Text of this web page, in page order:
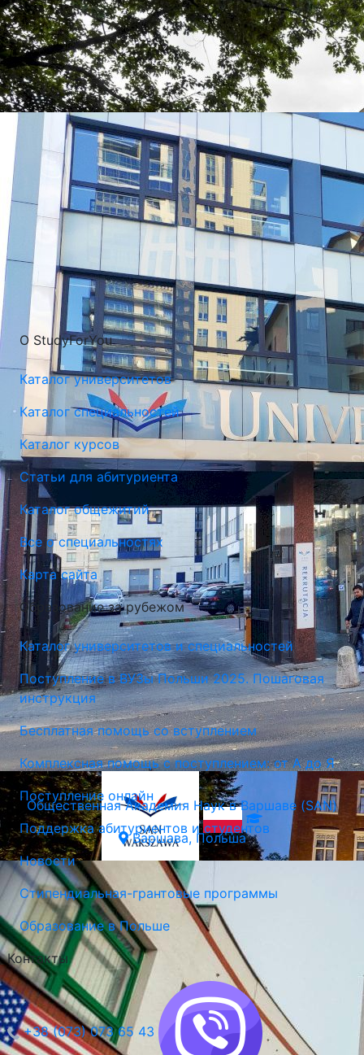
Краковский Экономический Университет
(Экономический Университет в Кракове)
Краков, Польша
УНИВЕРСИТЕТЫ, КОТОРЫЕ ЧАЩЕ ВСЕГО ВЫБИРАЮТ
Общественная Академия Наук в Варшаве (SAN)
Варшава, Польша
О StudyForYou
Каталог университетов
Каталог специальностей
Каталог курсов
Статьи для абитуриента
Каталог общежитий
Все о специальностях
Карта сайта
Образование за рубежом
Каталог университетов и специальностей
Поступление в ВУЗы Польши 2025. Пошаговая
инструкция
Бесплатная помощь со вступлением
Комплексная помощь с поступлением: от А до Я
Поступление онлайн
Поддержка абитуриентов и студентов
Новости
Стипендиальная-грантовые программы
Образование в Польше
Контакты
+38 (073) 073 65 43